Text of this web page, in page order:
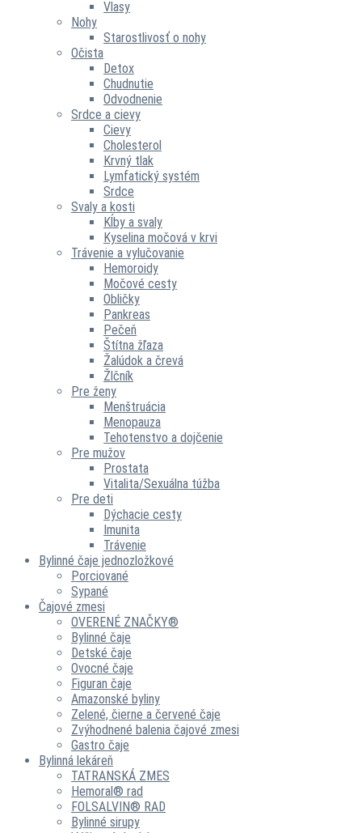
Vlasy
Nohy
Starostlivosť o nohy
Očista
Detox
Chudnutie
Odvodnenie
Srdce a cievy
Cievy
Cholesterol
Krvný tlak
Lymfatický systém
Srdce
Svaly a kosti
Kĺby a svaly
Kyselina močová v krvi
Trávenie a vylučovanie
Hemoroidy
Močové cesty
Obličky
Pankreas
Pečeň
Štítna žľaza
Žalúdok a črevá
Žlčník
Pre ženy
Menštruácia
Menopauza
Tehotenstvo a dojčenie
Pre mužov
Prostata
Vitalita/Sexuálna túžba
Pre deti
Dýchacie cesty
Imunita
Trávenie
Bylinné čaje jednozložkové
Porciované
Sypané
Čajové zmesi
OVERENÉ ZNAČKY®
Bylinné čaje
Detské čaje
Ovocné čaje
Figuran čaje
Amazonské byliny
Zelené, čierne a červené čaje
Zvýhodnené balenia čajové zmesi
Gastro čaje
Bylinná lekáreň
TATRANSKÁ ZMES
Hemoral® rad
FOLSALVIN® RAD
Bylinné sirupy